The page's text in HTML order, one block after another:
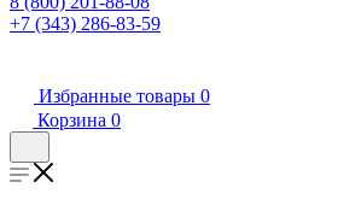
+7 (343) 286-83-59
Избранные товары 0
Корзина 0